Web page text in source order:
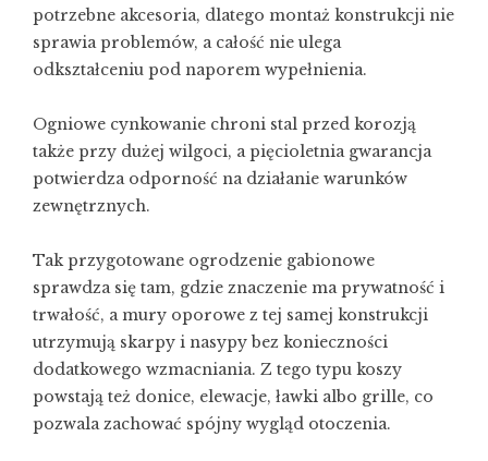
potrzebne akcesoria, dlatego montaż konstrukcji nie
sprawia problemów, a całość nie ulega
odkształceniu pod naporem wypełnienia.
Ogniowe cynkowanie chroni stal przed korozją
także przy dużej wilgoci, a pięcioletnia gwarancja
potwierdza odporność na działanie warunków
zewnętrznych.
Tak przygotowane ogrodzenie gabionowe
sprawdza się tam, gdzie znaczenie ma prywatność i
trwałość, a mury oporowe z tej samej konstrukcji
utrzymują skarpy i nasypy bez konieczności
dodatkowego wzmacniania. Z tego typu koszy
powstają też donice, elewacje, ławki albo grille, co
pozwala zachować spójny wygląd otoczenia.